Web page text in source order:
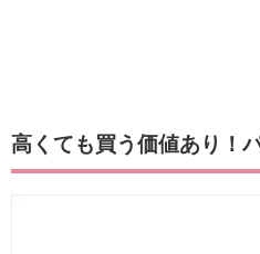
高くても買う価値あり！